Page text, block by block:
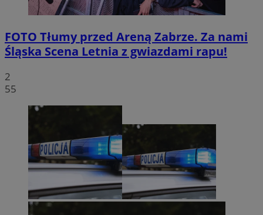
FOTO Tłumy przed Areną Zabrze. Za nami
Śląska Scena Letnia z gwiazdami rapu!
2
55